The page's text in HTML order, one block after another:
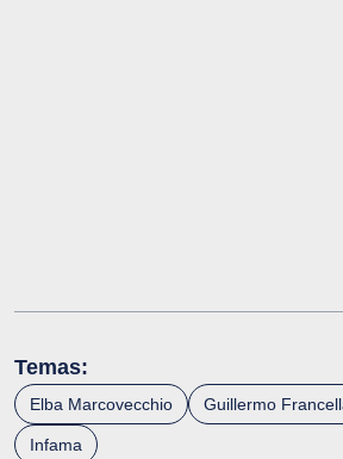
Temas:
Elba Marcovecchio Guillermo
Infama